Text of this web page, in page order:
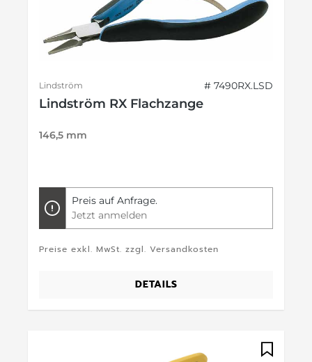
Lindström # 7490RX.LSD
Lindström RX Flachzange
146,5 mm
Preis auf Anfrage.
Jetzt anmelden
Preise exkl. MwSt. zzgl. Versandkosten
DETAILS